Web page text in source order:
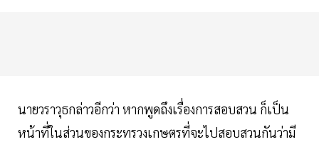
นายวราวุธกล่าวอีกว่า หากพูดถึงเรื่องการสอบสวน ก็เป็น
หน้าที่ในส่วนของกระทรวงเกษตรที่จะไปสอบสวนกันว่ามี